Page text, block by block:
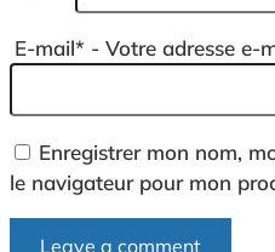
E-mail* - Votre adresse e-
Enregistrer mon nom,
le navigateur pour mon